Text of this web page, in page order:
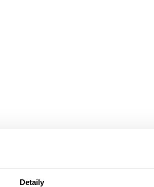
Detaily